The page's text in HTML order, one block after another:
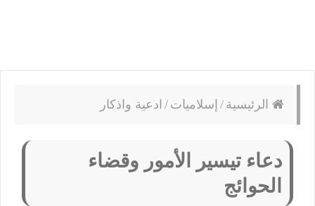
الرئيسية / إسلاميات / ادعية واذكار
دعاء تيسير الأمور وقضاء
الحوائج